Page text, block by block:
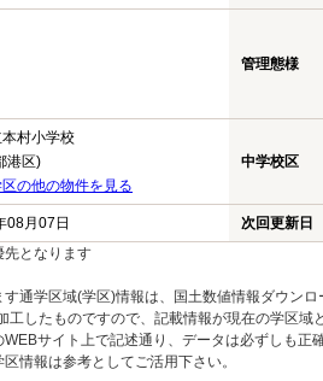
管理態様
村小学校
港区)
の他の物件を見る
中学校区
08月07日 次回更新日
となります
通学区域(学区)情報は、国土数値情報ダウン
したものですので、記載情報が現在の学区域
サイト上で記述通り、データは必ずしも
情報は参考としてご活用下さい。